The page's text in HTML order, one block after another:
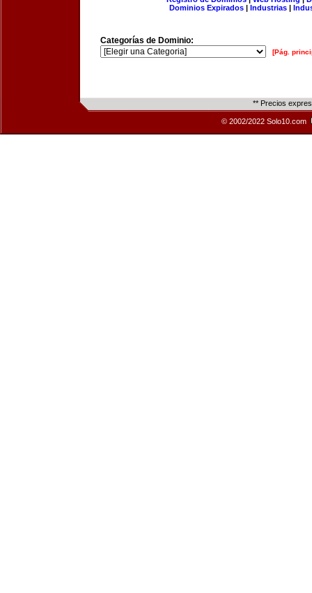
Dominios Expirados | Industrias |
Categorías de Dominio:
[Pág.
** Precios
© 2002/2022 Solo10.com